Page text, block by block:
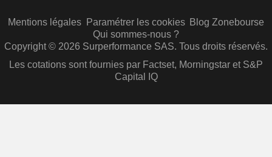
Mentions légales Paramétrer les cookies Blog Zonebourse
Qui sommes-nous ?
Copyright © 2026 Surperformance SAS. Tous droits réservés.
Les cotations sont fournies par Factset, Morningstar et S&P
Capital IQ